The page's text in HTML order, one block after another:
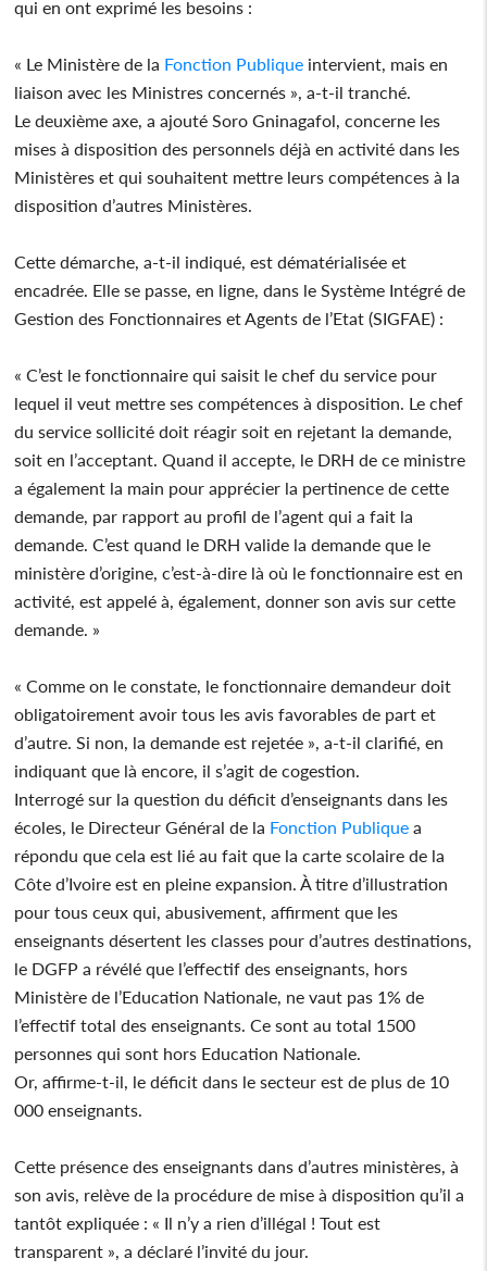
qui en ont exprimé les besoins :
« Le Ministère de la Fonction Publique intervient, mais en
liaison avec les Ministres concernés », a-t-il tranché.
Le deuxième axe, a ajouté Soro Gninagafol, concerne les
mises à disposition des personnels déjà en activité dans les
Ministères et qui souhaitent mettre leurs compétences à la
disposition d’autres Ministères.
Cette démarche, a-t-il indiqué, est dématérialisée et
encadrée. Elle se passe, en ligne, dans le Système Intégré de
Gestion des Fonctionnaires et Agents de l’Etat (SIGFAE) :
« C’est le fonctionnaire qui saisit le chef du service pour
lequel il veut mettre ses compétences à disposition. Le chef
du service sollicité doit réagir soit en rejetant la demande,
soit en l’acceptant. Quand il accepte, le DRH de ce ministre
a également la main pour apprécier la pertinence de cette
demande, par rapport au profil de l’agent qui a fait la
demande. C’est quand le DRH valide la demande que le
ministère d’origine, c’est-à-dire là où le fonctionnaire est en
activité, est appelé à, également, donner son avis sur cette
demande. »
« Comme on le constate, le fonctionnaire demandeur doit
obligatoirement avoir tous les avis favorables de part et
d’autre. Si non, la demande est rejetée », a-t-il clarifié, en
indiquant que là encore, il s’agit de cogestion.
Interrogé sur la question du déficit d’enseignants dans les
écoles, le Directeur Général de la Fonction Publique a
répondu que cela est lié au fait que la carte scolaire de la
Côte d’Ivoire est en pleine expansion. À titre d’illustration
pour tous ceux qui, abusivement, affirment que les
enseignants désertent les classes pour d’autres destinations,
le DGFP a révélé que l’effectif des enseignants, hors
Ministère de l’Education Nationale, ne vaut pas 1% de
l’effectif total des enseignants. Ce sont au total 1500
personnes qui sont hors Education Nationale.
Or, affirme-t-il, le déficit dans le secteur est de plus de 10
000 enseignants.
Cette présence des enseignants dans d’autres ministères, à
son avis, relève de la procédure de mise à disposition qu’il a
tantôt expliquée : « Il n’y a rien d’illégal ! Tout est
transparent », a déclaré l’invité du jour.